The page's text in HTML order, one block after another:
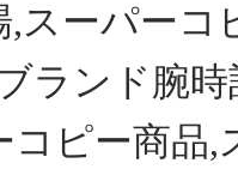
,スーパー
ランド腕
ピー商品